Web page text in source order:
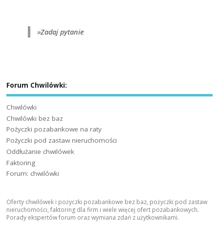
»Zadaj pytanie
Forum Chwilówki:
Chwilówki
Chwilówki bez baz
Pożyczki pozabankowe na raty
Pożyczki pod zastaw nieruchomości
Oddłużanie chwilówek
Faktoring
Forum: chwilówki
Oferty chwilówek i pożyczki pozabankowe bez baz, pożyczki pod zastaw
nieruchomości, faktoring dla firm i wiele więcej ofert pozabankowych.
Porady ekspertów forum oraz wymiana zdań z użytkownikami.